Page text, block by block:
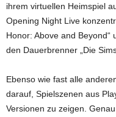
ihrem virtuellen Heimspiel
Opening Night Live
Honor: Above and Beyond“
den Dauerbrenner „Die
Ebenso wie fast alle
darauf, Spielszenen aus
Versionen zu zeigen.